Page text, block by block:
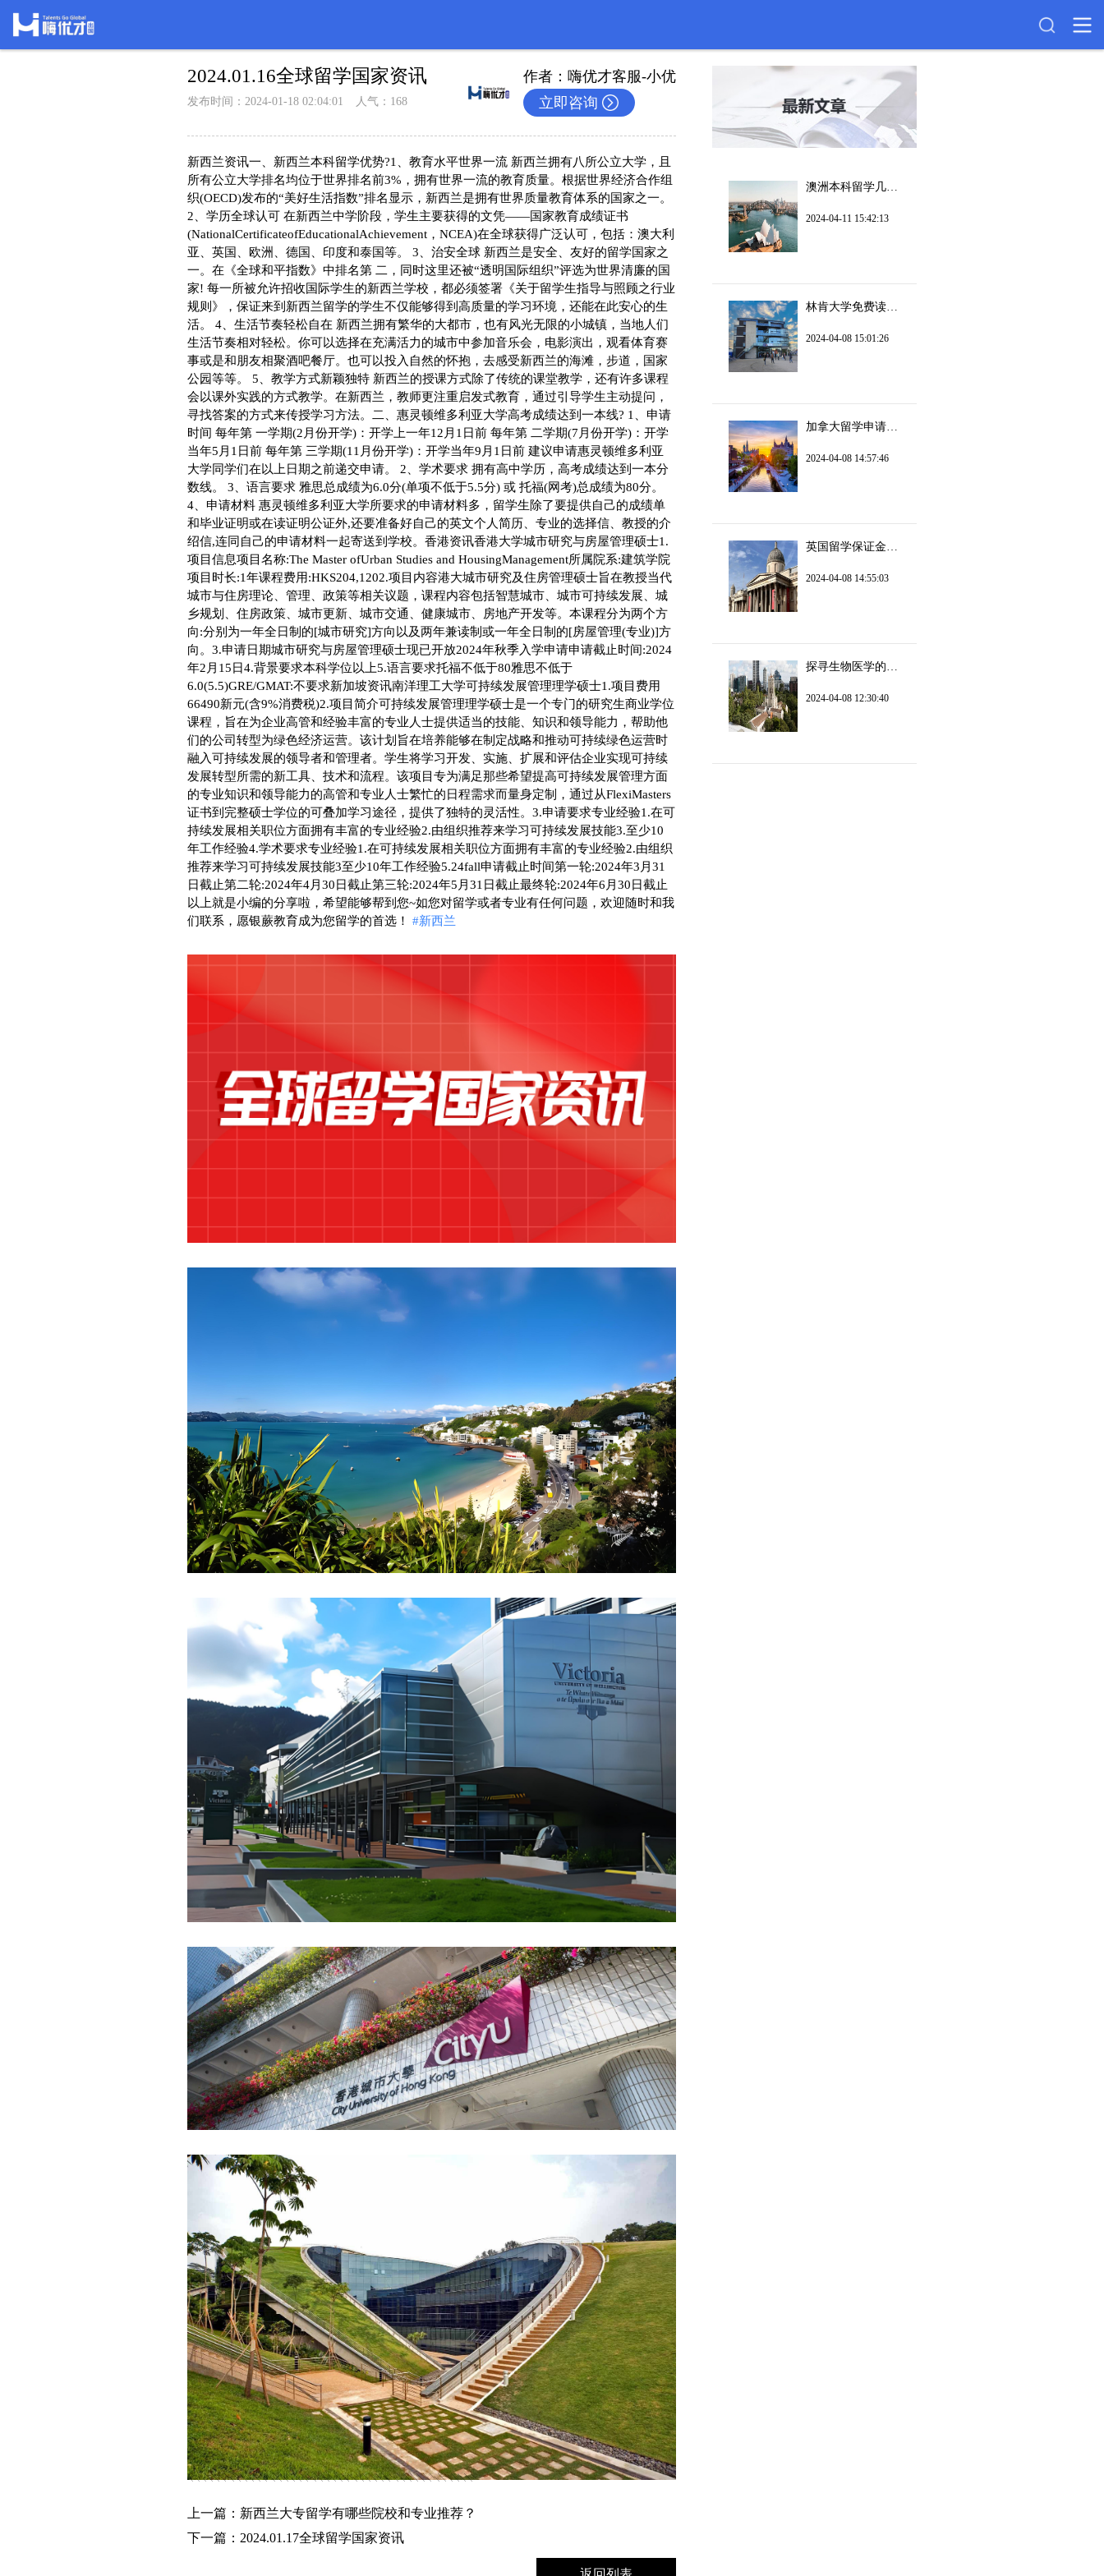
2024.01.16全球留学国家资讯
发布时间：2024-01-18 02:04:01 人气：168
作者：嗨优才客服-小优
立即咨询
新西兰资讯一、新西兰本科留学优势?1、教育水平世界一流 新西兰拥有八所公立大学，且
所有公立大学排名均位于世界排名前3%，拥有世界一流的教育质量。根据世界经济合作组
织(OECD)发布的“美好生活指数”排名显示，新西兰是拥有世界质量教育体系的国家之一。
2、学历全球认可 在新西兰中学阶段，学生主要获得的文凭——国家教育成绩证书
(NationalCertificateofEducationalAchievement，NCEA)在全球获得广泛认可，包括：澳大利
亚、英国、欧洲、德国、印度和泰国等。 3、治安全球 新西兰是安全、友好的留学国家之
一。在《全球和平指数》中排名第 二，同时这里还被“透明国际组织”评选为世界清廉的国
家! 每一所被允许招收国际学生的新西兰学校，都必须签署《关于留学生指导与照顾之行业
规则》，保证来到新西兰留学的学生不仅能够得到高质量的学习环境，还能在此安心的生
活。 4、生活节奏轻松自在 新西兰拥有繁华的大都市，也有风光无限的小城镇，当地人们
生活节奏相对轻松。你可以选择在充满活力的城市中参加音乐会，电影演出，观看体育赛
事或是和朋友相聚酒吧餐厅。也可以投入自然的怀抱，去感受新西兰的海滩，步道，国家
公园等等。 5、教学方式新颖独特 新西兰的授课方式除了传统的课堂教学，还有许多课程
会以课外实践的方式教学。在新西兰，教师更注重启发式教育，通过引导学生主动提问，
寻找答案的方式来传授学习方法。二、惠灵顿维多利亚大学高考成绩达到一本线? 1、申请
时间 每年第 一学期(2月份开学)：开学上一年12月1日前 每年第 二学期(7月份开学)：开学
当年5月1日前 每年第 三学期(11月份开学)：开学当年9月1日前 建议申请惠灵顿维多利亚
大学同学们在以上日期之前递交申请。 2、学术要求 拥有高中学历，高考成绩达到一本分
数线。 3、语言要求 雅思总成绩为6.0分(单项不低于5.5分) 或 托福(网考)总成绩为80分。
4、申请材料 惠灵顿维多利亚大学所要求的申请材料多，留学生除了要提供自己的成绩单
和毕业证明或在读证明公证外,还要准备好自己的英文个人简历、专业的选择信、教授的介
绍信,连同自己的申请材料一起寄送到学校。香港资讯香港大学城市研究与房屋管理硕士1.
项目信息项目名称:The Master ofUrban Studies and HousingManagement所属院系:建筑学院
项目时长:1年课程费用:HKS204,1202.项目内容港大城市研究及住房管理硕士旨在教授当代
城市与住房理论、管理、政策等相关议题，课程内容包括智慧城市、城市可持续发展、城
乡规划、住房政策、城市更新、城市交通、健康城市、房地产开发等。本课程分为两个方
向:分别为一年全日制的[城市研究]方向以及两年兼读制或一年全日制的[房屋管理(专业)]方
向。3.申请日期城市研究与房屋管理硕士现已开放2024年秋季入学申请申请截止时间:2024
年2月15日4.背景要求本科学位以上5.语言要求托福不低于80雅思不低于
6.0(5.5)GRE/GMAT:不要求新加坡资讯南洋理工大学可持续发展管理理学硕士1.项目费用
66490新元(含9%消费税)2.项目简介可持续发展管理理学硕士是一个专门的研究生商业学位
课程，旨在为企业高管和经验丰富的专业人士提供适当的技能、知识和领导能力，帮助他
们的公司转型为绿色经济运营。该计划旨在培养能够在制定战略和推动可持续绿色运营时
融入可持续发展的领导者和管理者。学生将学习开发、实施、扩展和评估企业实现可持续
发展转型所需的新工具、技术和流程。该项目专为满足那些希望提高可持续发展管理方面
的专业知识和领导能力的高管和专业人士繁忙的日程需求而量身定制，通过从FlexiMasters
证书到完整硕士学位的可叠加学习途径，提供了独特的灵活性。3.申请要求专业经验1.在可
持续发展相关职位方面拥有丰富的专业经验2.由组织推荐来学习可持续发展技能3.至少10
年工作经验4.学术要求专业经验1.在可持续发展相关职位方面拥有丰富的专业经验2.由组织
推荐来学习可持续发展技能3至少10年工作经验5.24fall申请截止时间第一轮:2024年3月31
日截止第二轮:2024年4月30日截止第三轮:2024年5月31日截止最终轮:2024年6月30日截止
以上就是小编的分享啦，希望能够帮到您~如您对留学或者专业有任何问题，欢迎随时和我
们联系，愿银蕨教育成为您留学的首选！ #新西兰
上一篇：新西兰大专留学有哪些院校和专业推荐？
下一篇：2024.01.17全球留学国家资讯
澳洲本科留学几年？
2024-04-11 15:42:13
林肯大学免费读硕士吗?
2024-04-08 15:01:26
加拿大留学申请条件和费用是什么？
2024-04-08 14:57:46
英国留学保证金需要多少钱？
2024-04-08 14:55:03
探寻生物医学的未来：新西兰奥克兰大学研究生篇
2024-04-08 12:30:40